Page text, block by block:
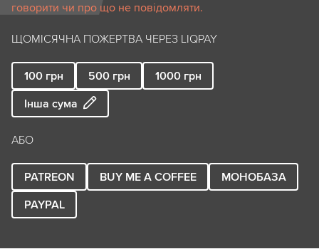
говорити чи про що не повідомляти.
ЩОМІСЯЧНА ПОЖЕРТВА ЧЕРЕЗ LIQPAY
100 грн 500 грн 1000 грн
Інша сума
АБО
PATREON BUY ME A COFFEE
МОНОБАЗА
PAYPAL